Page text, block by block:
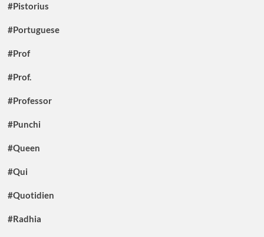
#Pistorius
#Portuguese
#Prof
#Prof.
#Professor
#Punchi
#Queen
#Qui
#Quotidien
#Radhia